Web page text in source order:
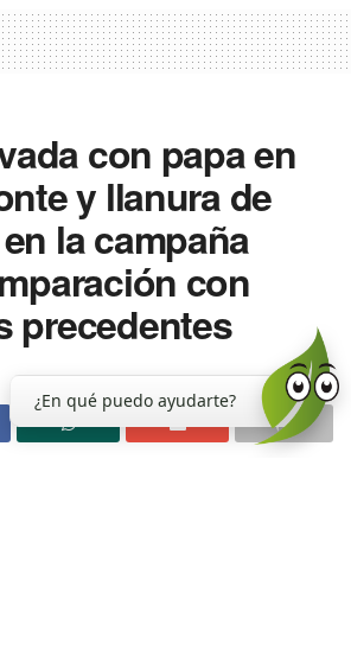
con papa en
y llanura de
la campaña
con
precedentes
¿En qué puedo ayudarte?